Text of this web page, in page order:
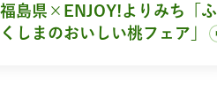
福島県×ENJOY!よりみち「ふ
くしまのおいしい桃フェア」